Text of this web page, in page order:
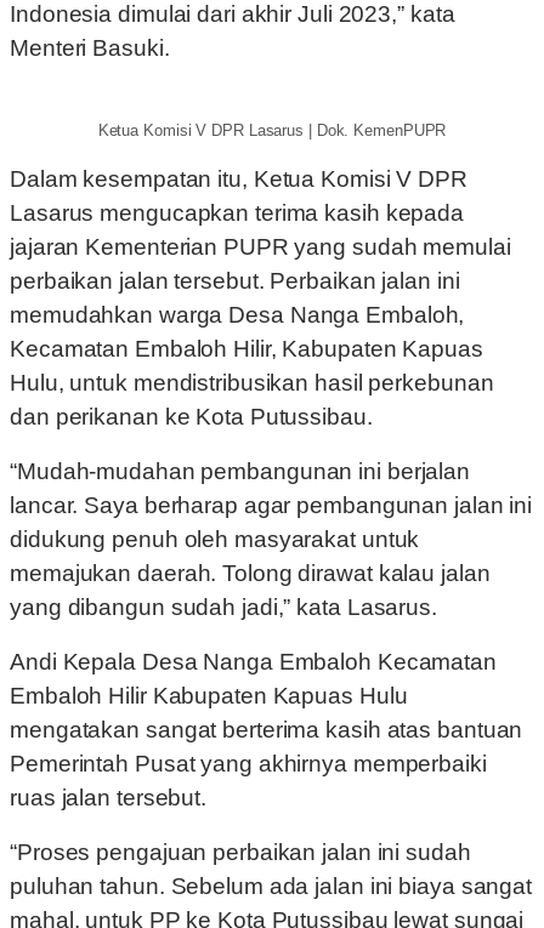
Indonesia dimulai dari akhir Juli 2023,” kata
Menteri Basuki.
Ketua Komisi V DPR Lasarus | Dok. KemenPUPR
Dalam kesempatan itu, Ketua Komisi V DPR
Lasarus mengucapkan terima kasih kepada
jajaran Kementerian PUPR yang sudah memulai
perbaikan jalan tersebut. Perbaikan jalan ini
memudahkan warga Desa Nanga Embaloh,
Kecamatan Embaloh Hilir, Kabupaten Kapuas
Hulu, untuk mendistribusikan hasil perkebunan
dan perikanan ke Kota Putussibau.
“Mudah-mudahan pembangunan ini berjalan
lancar. Saya berharap agar pembangunan jalan ini
didukung penuh oleh masyarakat untuk
memajukan daerah. Tolong dirawat kalau jalan
yang dibangun sudah jadi,” kata Lasarus.
Andi Kepala Desa Nanga Embaloh Kecamatan
Embaloh Hilir Kabupaten Kapuas Hulu
mengatakan sangat berterima kasih atas bantuan
Pemerintah Pusat yang akhirnya memperbaiki
ruas jalan tersebut.
“Proses pengajuan perbaikan jalan ini sudah
puluhan tahun. Sebelum ada jalan ini biaya sangat
mahal, untuk PP ke Kota Putussibau lewat sungai